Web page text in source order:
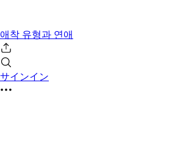
애착 유형과 연애
サインイン